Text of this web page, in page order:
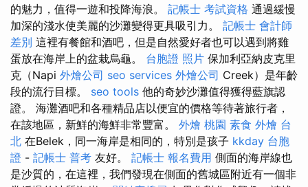
的魅力，值得一遊和投降海浪。 記帳士 考試資格 通過緩慢
加深的淺水使美麗的沙灘變得更具吸引力。 記帳士 會計師
差別 這裡有餐館和酒吧，但是自然愛好者也可以遇到將雞
蛋放在海岸上的盆栽烏龜。 台胞證 照片 保加利亞納皮克里
克（Napi 外燴公司 seo services 外燴公司 Creek）是年齡
段的流行目標。 seo tools 他的奇妙沙灘值得獲得藍旗認
證。 海灘酒吧和各種精品店以便宜的價格等待著旅行者，
在該地區，新鮮的海鮮非常豐富。 外燴 桃園 素食 外燴 台
北 在Belek，同一海岸是相同的，特別是孩子 kkday 台胞
證 - 記帳士 普考 友好。 記帳士 報名費用 側面的海岸線也
是沙質的，在這裡，我們發現在側面的舊城區附近有一個非